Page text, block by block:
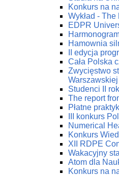
Konkurs na
Wykład -
EDPR
Hamownia
II edycja
Cała Polska
Zwycięstwo
Studenci II
The report
Płatne
III konkurs
Numerical
Konkurs
XII RDPE
Wakacyjny
Atom dla
Konkurs na